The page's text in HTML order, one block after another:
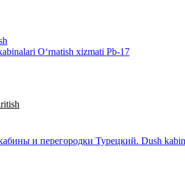
O‘rnatish xizmati Pb-17
и перегородки Турецкий. Dush